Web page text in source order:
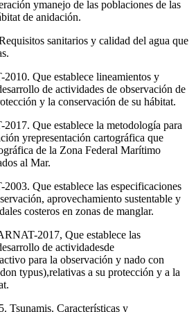
ymanejo de las poblaciones de las
de anidación.
sanitarios y calidad del agua que
Que establece lineamientos y
de actividades de observación de
y la conservación de su hábitat.
Que establece la metodología para
yrepresentación cartográfica que
de la Zona Federal Marítimo
al Mar.
Que establece las especificaciones
aprovechamiento sustentable y
costeros en zonas de manglar.
2017, Que establece las
de actividadesde
para la observación y nado con
typus),relativas a su protección y a la
Tsunamis. Características y